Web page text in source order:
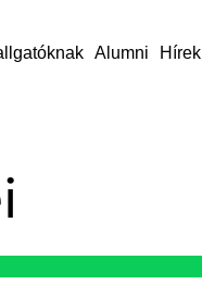
Alumni Hírek